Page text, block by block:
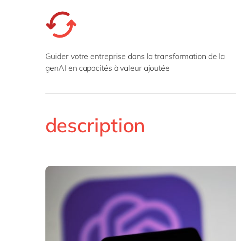
Guider votre entreprise dans la transformation de la
genAI en capacités à valeur ajoutée
description